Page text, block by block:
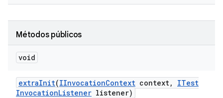
Métodos públicos
void
extraInit(IInvocationContext context,
ITest
InvocationListener listener)